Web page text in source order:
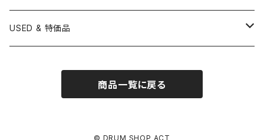
LUDWIG
GRETSCH
ISTANBUL AGOP
ISTANBUL MEHMET
HAND PAN
TAMBOURINE
VIBRAPHONE
打楽器ソロ
GONG
Single Pedal
Hadware Kits
Clamps&Attachment
Rhythm & Drums magazine
PERCUSSION CASE
ACCESSORY
HI-HAT
ZIldjian 選定シンバル
2024年Pearl台湾ファクトリーツアー記念品
2024年トルコツアーシンバル
USED & 特価品
商品一覧に戻る
© DRUM SHOP ACT